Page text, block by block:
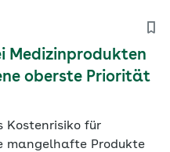
Medizinprodukten
oberste Priorität
Kostenrisiko für
mangelhafte Produkte